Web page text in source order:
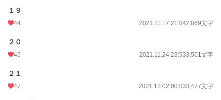
１９
44 2021.11.17 21:042,869文字
２０
46 2021.11.24 23:533,501文字
２１
47 2021.12.02 00:033,477文字